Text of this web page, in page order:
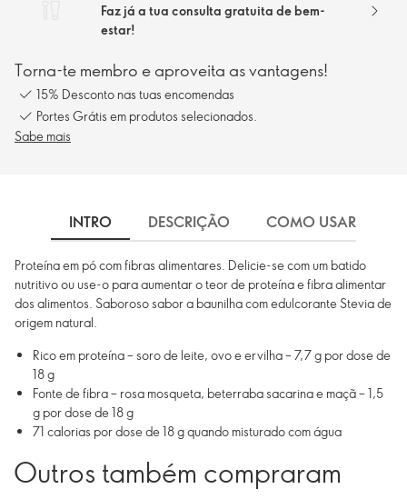
Faz já a tua consulta gratuita de bem-
estar!
Torna-te membro e aproveita as vantagens!
15% Desconto nas tuas encomendas
Portes Grátis em produtos selecionados.
Sabe mais
INTRO DESCRIÇÃO COMO USAR
Proteína em pó com fibras alimentares. Delicie-se com um batido
nutritivo ou use-o para aumentar o teor de proteína e fibra alimentar
dos alimentos. Saboroso sabor a baunilha com edulcorante Stevia de
origem natural.
Rico em proteína – soro de leite, ovo e ervilha – 7,7 g por dose de
18 g
Fonte de fibra – rosa mosqueta, beterraba sacarina e maçã – 1,5
g por dose de 18 g
71 calorias por dose de 18 g quando misturado com água
Outros também compraram